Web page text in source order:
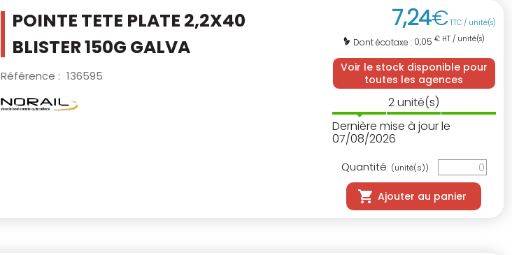
POINTE TETE PLATE 2,2X40
BLISTER 150G GALVA
Référence : 136595
7,24€TTC / unité(s)
Dont écotaxe : 0,05 € HT / unité(s)
Voir le stock disponible pour
toutes les agences
2unité(s)
Dernière mise à jour le
07/08/2026
Quantité (unité(s))
Ajouter au panier